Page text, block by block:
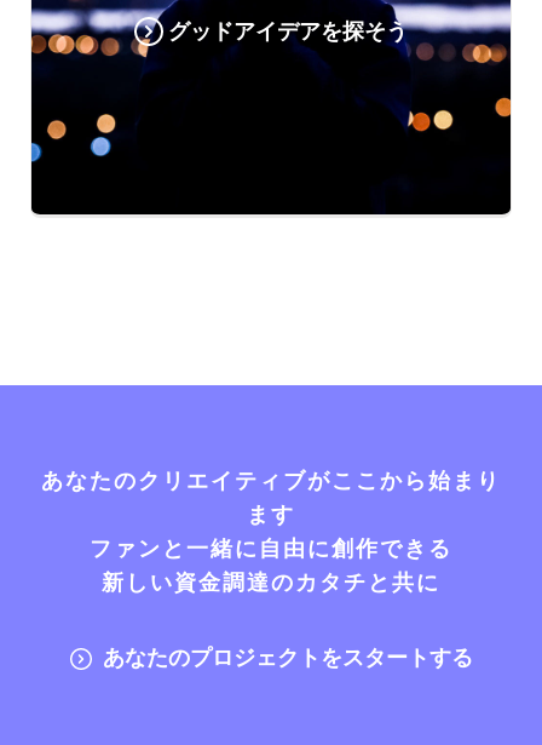
グッドアイデアを探そう
あなたのクリエイティブがここから始まり
ます
ファンと一緒に自由に創作できる
新しい資金調達のカタチと共に
あなたのプロジェクトをスタートする